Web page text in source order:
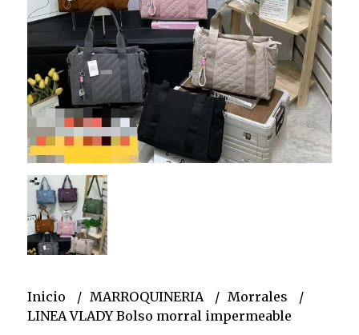
Inicio MARROQUINERIA
Morrales
LINEA VLADY Bolso morral impermeable